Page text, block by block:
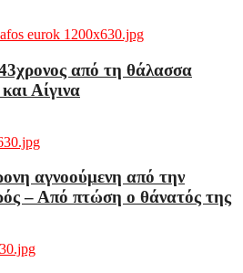
από τη θάλασσα
Αίγινα
αγνοούμενη από την
– Από πτώση ο θάνατός της